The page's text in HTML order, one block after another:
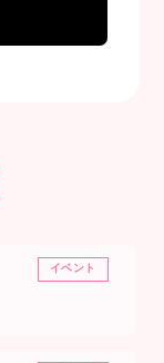
イベント